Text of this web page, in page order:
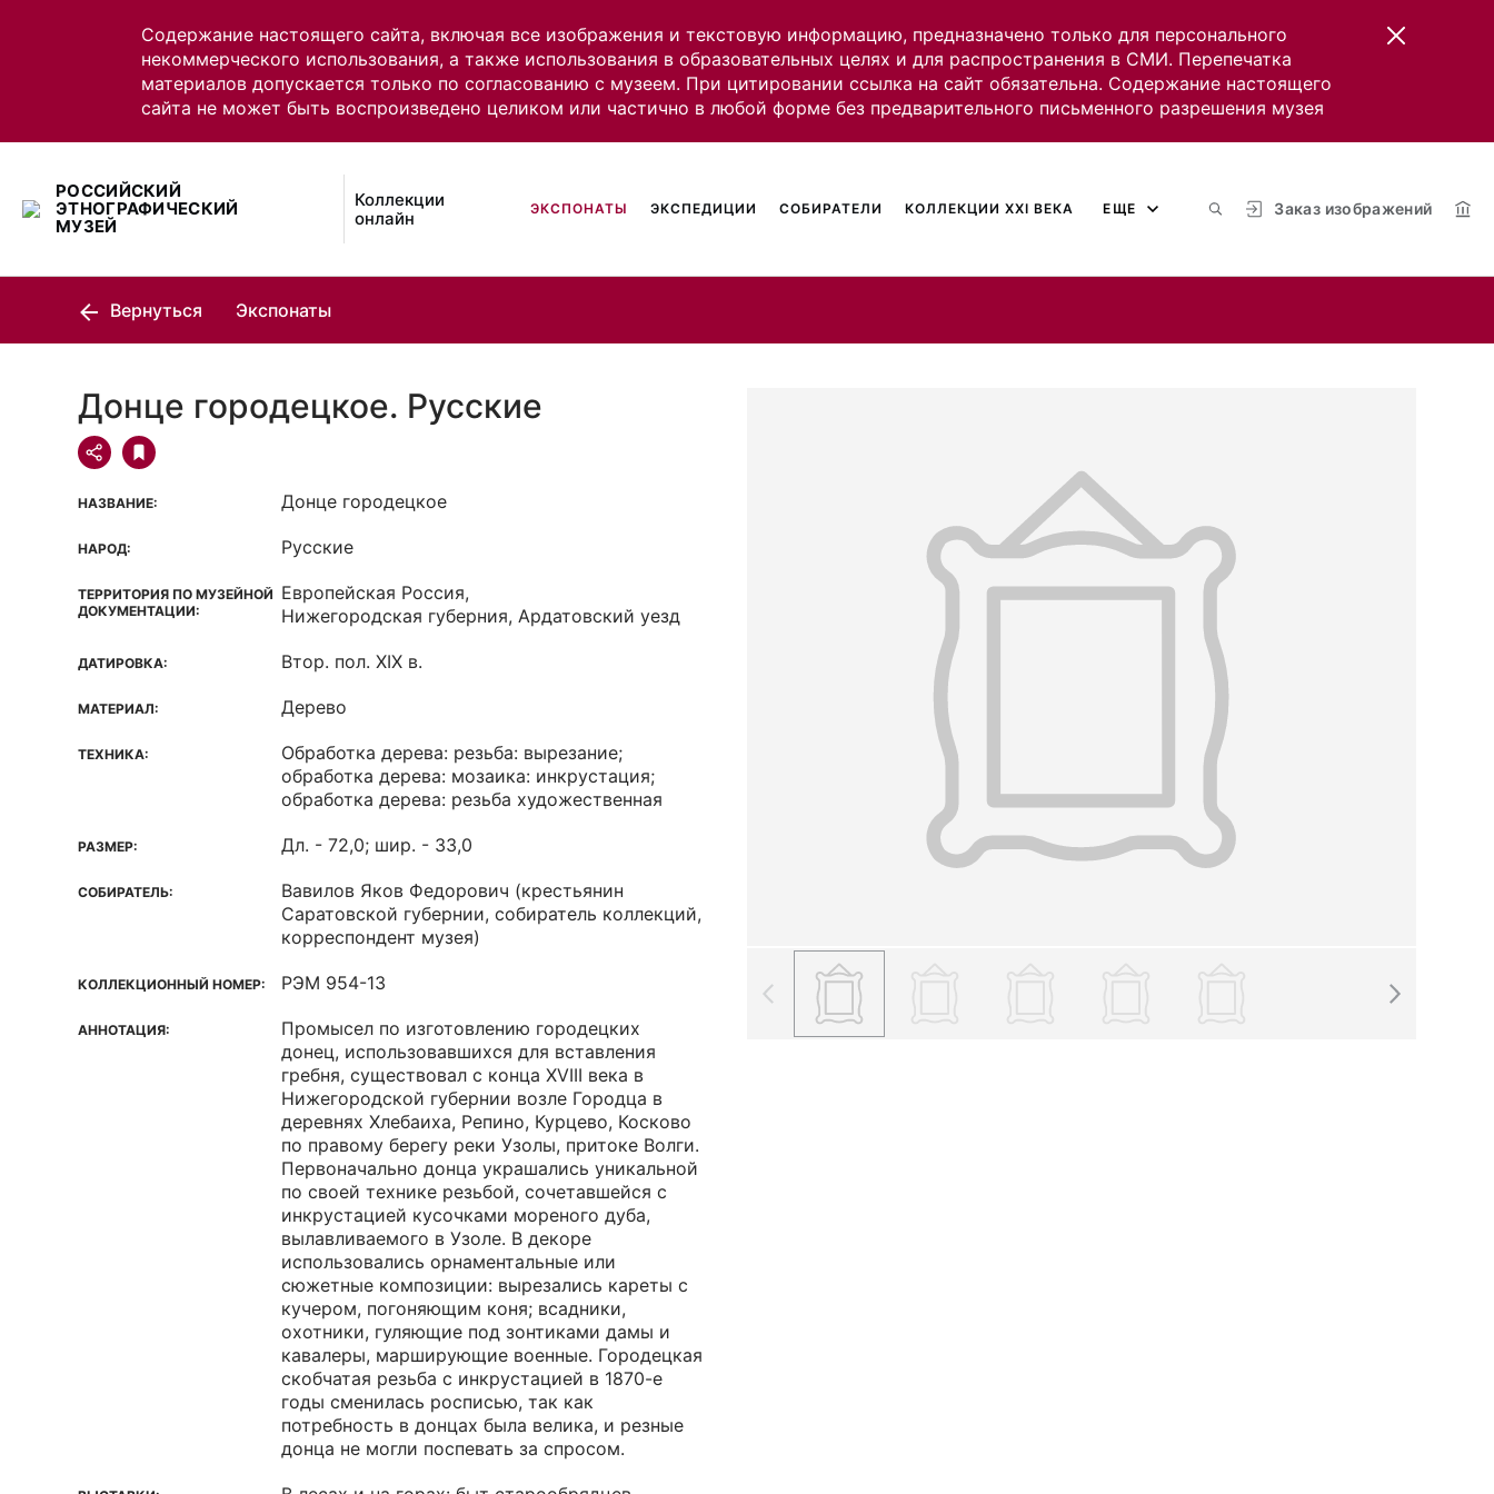
Содержание настоящего сайта, включая все изображения и текстовую информацию, предназначено только для персонального
некоммерческого использования, а также использования в образовательных целях и для распространения в СМИ. Перепечатка
материалов допускается только по согласованию с музеем. При цитировании ссылка на сайт обязательна. Содержание настоящего
сайта не может быть воспроизведено целиком или частично в любой форме без предварительного письменного разрешения музея
РОССИЙСКИЙ
ЭТНОГРАФИЧЕСКИЙ
МУЗЕЙ
Коллекции
онлайн
Заказ изображений
ЭКСПОНАТЫ ЭКСПЕДИЦИИ СОБИРАТЕЛИ КОЛЛЕКЦИИ XXI ВЕКА ЕЩЕ
Вернуться Экспонаты
Донце городецкое. Русские
НАЗВАНИЕ: Донце городецкое
НАРОД: Русские
ТЕРРИТОРИЯ ПО МУЗЕЙНОЙ
ДОКУМЕНТАЦИИ:
Европейская Россия,
Нижегородская губерния, Ардатовский уезд
ДАТИРОВКА: Втор. пол. XIX в.
МАТЕРИАЛ: Дерево
ТЕХНИКА:
Обработка дерева: резьба: вырезание;
обработка дерева: мозаика: инкрустация;
обработка дерева: резьба художественная
РАЗМЕР: Дл. - 72,0; шир. - 33,0
СОБИРАТЕЛЬ: Вавилов Яков Федорович (крестьянин
Саратовской губернии, собиратель коллекций,
корреспондент музея)
КОЛЛЕКЦИОННЫЙ НОМЕР: РЭМ 954-13
АННОТАЦИЯ:
Промысел по изготовлению городецких
донец, использовавшихся для вставления
гребня, существовал с конца XVIII века в
Нижегородской губернии возле Городца в
деревнях Хлебаиха, Репино, Курцево, Косково
по правому берегу реки Узолы, притоке Волги.
Первоначально донца украшались уникальной
по своей технике резьбой, сочетавшейся с
инкрустацией кусочками мореного дуба,
вылавливаемого в Узоле. В декоре
использовались орнаментальные или
сюжетные композиции: вырезались кареты с
кучером, погоняющим коня; всадники,
охотники, гуляющие под зонтиками дамы и
кавалеры, марширующие военные. Городецкая
скобчатая резьба с инкрустацией в 1870-е
годы сменилась росписью, так как
потребность в донцах была велика, и резные
донца не могли поспевать за спросом.